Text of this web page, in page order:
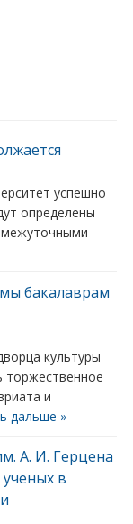
успешно
определены
бакалаврам
культуры
торжественное
и
дальше »
А. И. Герцена
в